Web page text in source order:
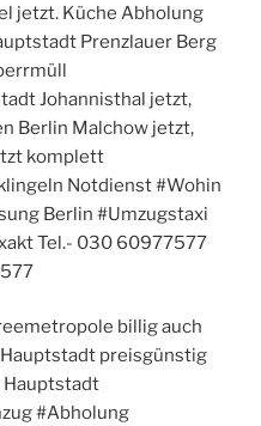
jetzt. Küche Abholung
Prenzlauer Berg
Johannisthal jetzt,
Berlin Malchow jetzt,
komplett
Notdienst #Wohin
Berlin #Umzugstaxi
Tel.- 030 60977577
billig auch
preisgünstig
Hauptstadt
#Abholung